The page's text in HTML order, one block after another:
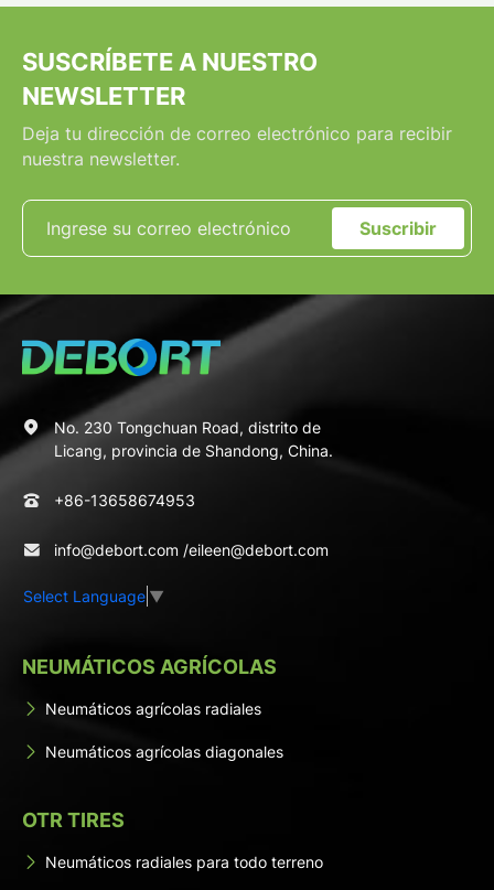
SUSCRÍBETE A NUESTRO
NEWSLETTER
Deja tu dirección de correo electrónico para recibir
nuestra newsletter.
Suscribir
No. 230 Tongchuan Road, distrito de
Licang, provincia de Shandong, China.
+86-13658674953
info@debort.com /eileen@debort.com
Select Language ▼
NEUMÁTICOS AGRÍCOLAS
Neumáticos agrícolas radiales
Neumáticos agrícolas diagonales
OTR TIRES
Neumáticos radiales para todo terreno